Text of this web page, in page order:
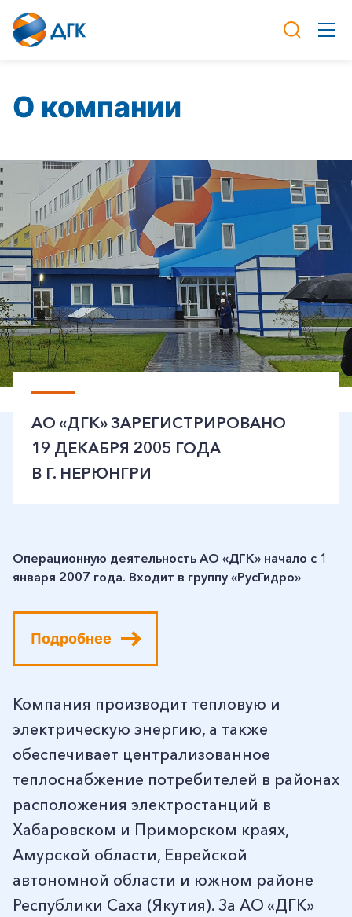
О компании
АО «ДГК» ЗАРЕГИСТРИРОВАНО
19 ДЕКАБРЯ 2005 ГОДА
В Г. НЕРЮНГРИ
Операционную деятельность АО «ДГК» начало с 1
января 2007 года. Входит в группу «РусГидро»
Подробнее
Компания производит тепловую и
электрическую энергию, а также
обеспечивает централизованное
теплоснабжение потребителей в районах
расположения электростанций в
Хабаровском и Приморском краях,
Амурской области, Еврейской
автономной области и южном районе
Республики Саха (Якутия). За АО «ДГК»